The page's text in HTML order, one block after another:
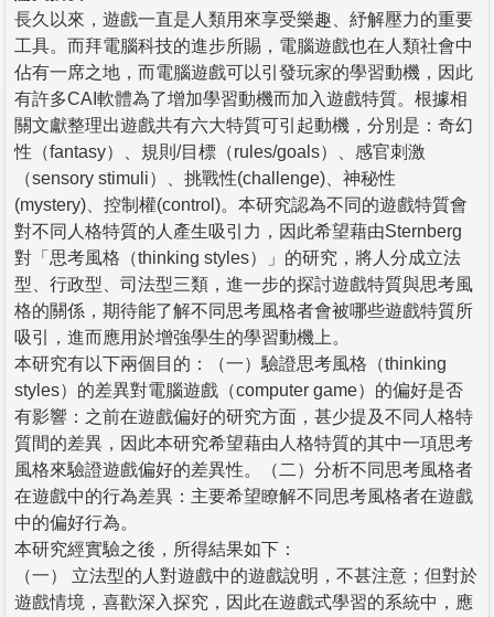
長久以來，遊戲一直是人類用來享受樂趣、紓解壓力的重要
工具。而拜電腦科技的進步所賜，電腦遊戲也在人類社會中
佔有一席之地，而電腦遊戲可以引發玩家的學習動機，因此
有許多CAI軟體為了增加學習動機而加入遊戲特質。根據相
關文獻整理出遊戲共有六大特質可引起動機，分別是：奇幻
性（fantasy）、規則/目標（rules/goals）、感官刺激
（sensory stimuli）、挑戰性(challenge)、神秘性
(mystery)、控制權(control)。本研究認為不同的遊戲特質會
對不同人格特質的人產生吸引力，因此希望藉由Sternberg
對「思考風格（thinking styles）」的研究，將人分成立法
型、行政型、司法型三類，進一步的探討遊戲特質與思考風
格的關係，期待能了解不同思考風格者會被哪些遊戲特質所
吸引，進而應用於增強學生的學習動機上。
本研究有以下兩個目的：（一）驗證思考風格（thinking
styles）的差異對電腦遊戲（computer game）的偏好是否
有影響：之前在遊戲偏好的研究方面，甚少提及不同人格特
質間的差異，因此本研究希望藉由人格特質的其中一項思考
風格來驗證遊戲偏好的差異性。（二）分析不同思考風格者
在遊戲中的行為差異：主要希望瞭解不同思考風格者在遊戲
中的偏好行為。
本研究經實驗之後，所得結果如下：
（一） 立法型的人對遊戲中的遊戲說明，不甚注意；但對於
遊戲情境，喜歡深入探究，因此在遊戲式學習的系統中，應